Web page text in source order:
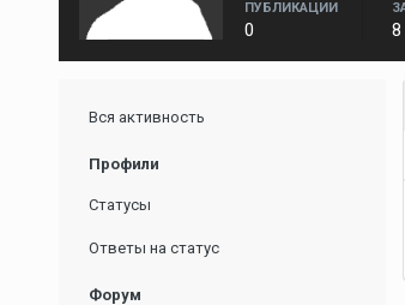
ПУБЛИКАЦИИ
0 8
Вся активность
Профили
Статусы
Ответы на статус
Форум